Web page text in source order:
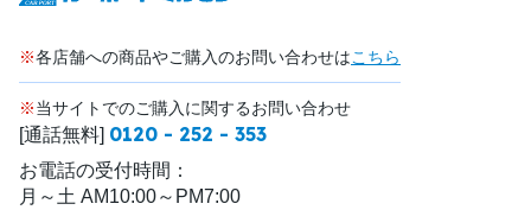
※各店舗への商品やご購入のお問い合わせはこちら
※当サイトでのご購入に関するお問い合わせ
[通話無料] 0120 - 252 - 353
お電話の受付時間：
月～土 AM10:00～PM7:00